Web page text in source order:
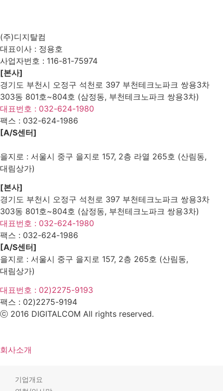
(주)디지탈컴
대표이사 : 정용호
사업자번호 : 116-81-75974
[본사]
경기도 부천시 오정구 석천로 397 부천테크노파크 쌍용3차
303동 801호~804호 (삼정동, 부천테크노파크 쌍용3차)
대표번호 : 032-624-1980
팩스 : 032-624-1986
[A/S센터]
을지로 : 서울시 중구 을지로 157, 2층 라열 265호 (산림동,
대림상가)
[본사]
경기도 부천시 오정구 석천로 397 부천테크노파크 쌍용3차
303동 801호~804호 (삼정동, 부천테크노파크 쌍용3차)
대표번호 : 032-624-1980
팩스 : 032-624-1986
[A/S센터]
을지로 : 서울시 중구 을지로 157, 2층 265호 (산림동,
대림상가)
대표번호 : 02)2275-9193
팩스 : 02)2275-9194​
ⓒ 2016 DIGITALCOM All rights reserved.
회사소개
기업개요